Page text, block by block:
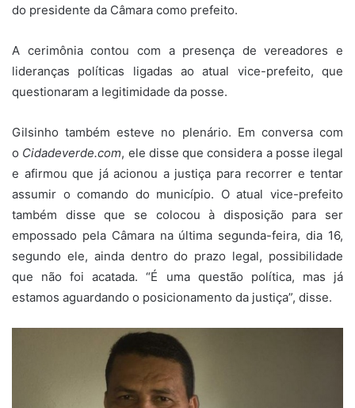
do presidente da Câmara como prefeito.
A cerimônia contou com a presença de vereadores e
lideranças políticas ligadas ao atual vice-prefeito, que
questionaram a legitimidade da posse.
Gilsinho também esteve no plenário. Em conversa com
o Cidadeverde.com, ele disse que considera a posse ilegal
e afirmou que já acionou a justiça para recorrer e tentar
assumir o comando do município. O atual vice-prefeito
também disse que se colocou à disposição para ser
empossado pela Câmara na última segunda-feira, dia 16,
segundo ele, ainda dentro do prazo legal, possibilidade
que não foi acatada. “É uma questão política, mas já
estamos aguardando o posicionamento da justiça”, disse.